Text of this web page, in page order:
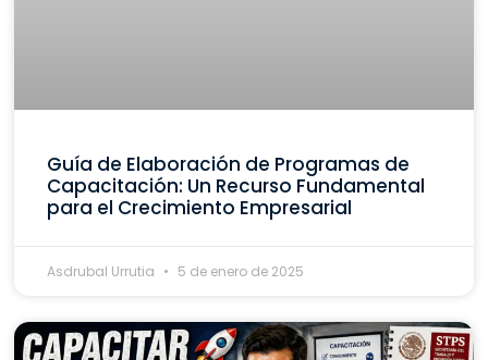
Guía de Elaboración de Programas de
Capacitación: Un Recurso Fundamental
para el Crecimiento Empresarial
Asdrubal Urrutia 5 de enero de 2025